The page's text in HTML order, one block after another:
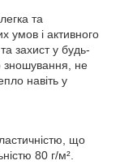
та
умов і активного
захист у будь-
зношування, не
навіть у
що
80 г/м².